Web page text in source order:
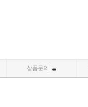
상품문의